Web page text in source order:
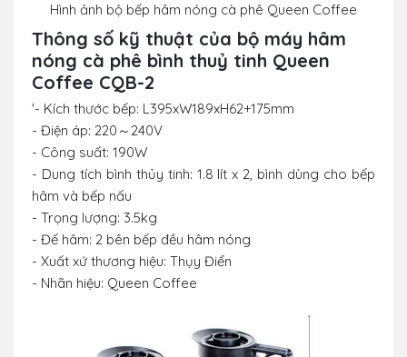
Hình ảnh bộ bếp hâm nóng cà phê Queen Coffee
Thông số kỹ thuật của bộ máy hâm
nóng cà phê bình thuỷ tinh Queen
Coffee CQB-2
'- Kích thước bếp: L395xW189xH62+175mm
- Điện áp: 220～240V
- Công suất: 190W
- Dung tích bình thủy tinh: 1.8 lít x 2, bình dùng cho bếp
hâm và bếp nấu
- Trọng lượng: 3.5kg
- Đế hâm: 2 bên bếp đều hâm nóng
- Xuất xứ thương hiệu: Thụy Điển
- Nhãn hiệu: Queen Coffee